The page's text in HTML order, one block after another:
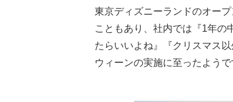
東京ディズニーランドのオー
こともあり、社内では『1年の
たらいいよね』『クリスマス
ウィーンの実施に至ったようで